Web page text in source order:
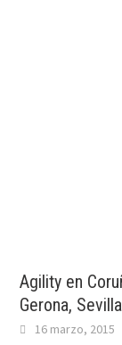
Agility en
Gerona,
16 marzo, 2015